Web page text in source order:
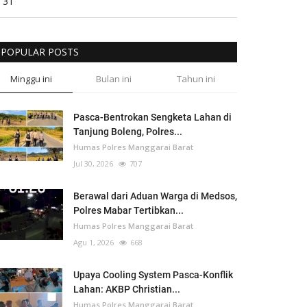
POPULAR POSTS
Minggu ini Bulan ini Tahun ini
Pasca-Bentrokan Sengketa Lahan di
Tanjung Boleng, Polres...
Humas Polres Manggarai Barat
Jul 30, 2026
707
Berawal dari Aduan Warga di Medsos,
Polres Mabar Tertibkan...
Humas Polres Manggarai Barat
Agu 1, 2026
668
Upaya Cooling System Pasca-Konflik
Lahan: AKBP Christian...
Humas Polres Manggarai Barat